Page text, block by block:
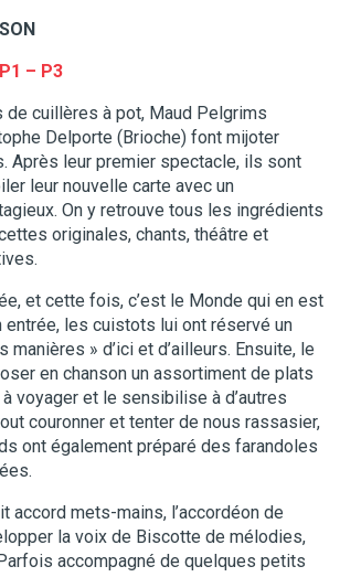
– P3
de cuillères à pot, Maud Pelgrims
Delporte (Brioche) font mijoter
Après leur premier spectacle, ils sont
leur nouvelle carte avec un
On y retrouve tous les ingrédients
originales, chants, théâtre et
et cette fois, c’est le Monde qui en est
entrée, les cuistots lui ont réservé un
manières » d’ici et d’ailleurs. Ensuite, le
en chanson un assortiment de plats
voyager et le sensibilise à d’autres
couronner et tenter de nous rassasier,
ont également préparé des farandoles
accord mets-mains, l’accordéon de
la voix de Biscotte de mélodies,
accompagné de quelques petits